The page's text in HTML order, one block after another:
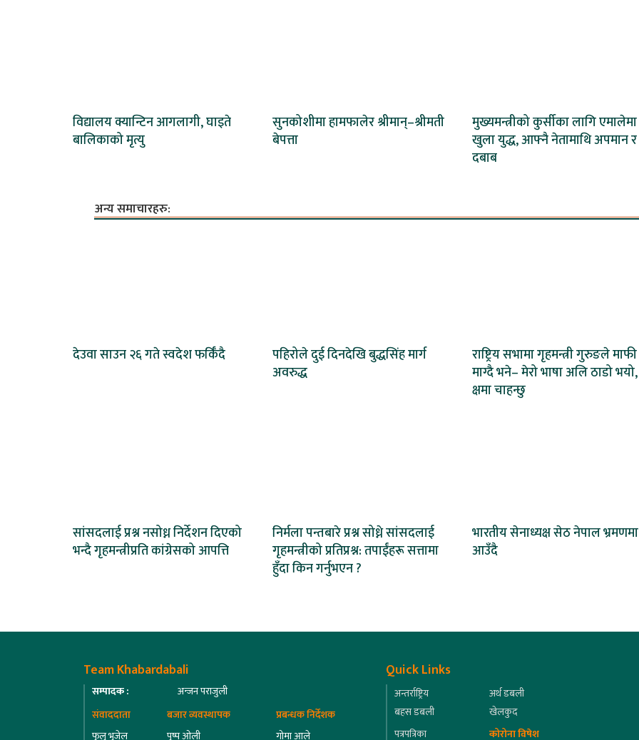
विद्यालय क्यान्टिन आगलागी, घाइते
बालिकाको मृत्यु
सुनकोशीमा हामफालेर श्रीमान्–श्रीमती
बेपत्ता
मुख्यमन्त्रीको कुर्सीका लागि एमालेमा
खुला युद्ध, आफ्नै नेतामाथि अपमान र
दबाब
अन्य समाचारहरु:
देउवा साउन २६ गते स्वदेश फर्किँदै
पहिरोले दुई दिनदेखि बुद्धसिंह मार्ग
अवरुद्ध
राष्ट्रिय सभामा गृहमन्त्री गुरुङले माफी
माग्दै भने– मेरो भाषा अलि ठाडो भयो,
क्षमा चाहन्छु
सांसदलाई प्रश्न नसोध्न निर्देशन दिएको
भन्दै गृहमन्त्रीप्रति कांग्रेसको आपत्ति
निर्मला पन्तबारे प्रश्न सोध्ने सांसदलाई
गृहमन्त्रीको प्रतिप्रश्न: तपाईंहरू सत्तामा
हुँदा किन गर्नुभएन ?
भारतीय सेनाध्यक्ष सेठ नेपाल भ्रमणमा
आउँदै
Team Khabardabali
सम्पादक :
अन्जन पराजुली
संवाददाता
फुलु भुजेल
बजार व्यवस्थापक
पुष्प ओली
प्रबन्धक निर्देशक
गोमा आले
Quick Links
अन्तर्राष्ट्रिय
अर्थ डबली
बहस डबली
खेलकुद
पत्रपत्रिका
कोरोना विषेश